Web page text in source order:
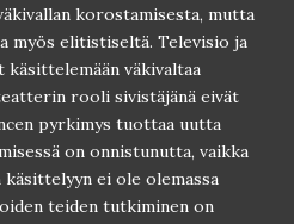
korostamisesta, mutta
myös elitistiseltä. Televisio ja
väkivaltaa
rooli sivistäjänä eivät
pyrkimys tuottaa uutta
on onnistunutta, vaikka
ei ole olemassa
teiden tutkiminen on